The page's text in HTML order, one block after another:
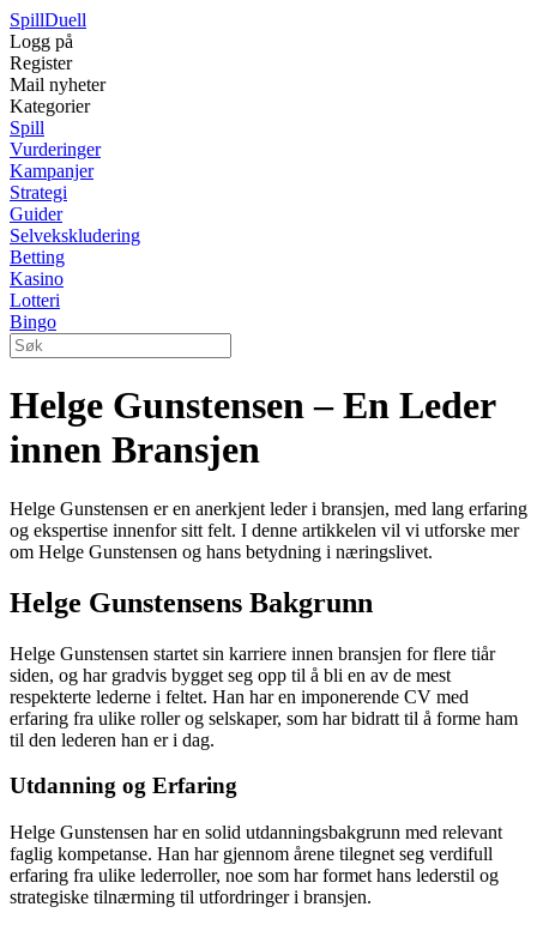
SpillDuell
Logg på
Register
Mail nyheter
Kategorier
Spill
Vurderinger
Kampanjer
Strategi
Guider
Selvekskludering
Betting
Kasino
Lotteri
Bingo
Helge Gunstensen – En Leder
innen Bransjen
Helge Gunstensen er en anerkjent leder i bransjen, med lang erfaring
og ekspertise innenfor sitt felt. I denne artikkelen vil vi utforske mer
om Helge Gunstensen og hans betydning i næringslivet.
Helge Gunstensens Bakgrunn
Helge Gunstensen startet sin karriere innen bransjen for flere tiår
siden, og har gradvis bygget seg opp til å bli en av de mest
respekterte lederne i feltet. Han har en imponerende CV med
erfaring fra ulike roller og selskaper, som har bidratt til å forme ham
til den lederen han er i dag.
Utdanning og Erfaring
Helge Gunstensen har en solid utdanningsbakgrunn med relevant
faglig kompetanse. Han har gjennom årene tilegnet seg verdifull
erfaring fra ulike lederroller, noe som har formet hans lederstil og
strategiske tilnærming til utfordringer i bransjen.